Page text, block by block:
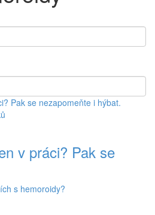
v práci? Pak se